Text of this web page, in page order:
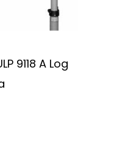
9118 A Log